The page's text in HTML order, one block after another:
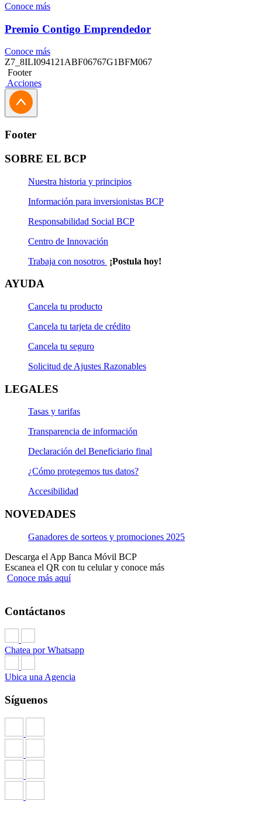
Conoce más
Premio Contigo Emprendedor
Conoce más
Z7_8ILI094121ABF06767G1BFM067
Footer
Acciones
Footer
SOBRE EL BCP
Nuestra historia y principios
Información para inversionistas BCP
Responsabilidad Social BCP
Centro de Innovación
Trabaja con nosotros ¡Postula hoy!
AYUDA
Cancela tu producto
Cancela tu tarjeta de crédito
Cancela tu seguro
Solicitud de Ajustes Razonables
LEGALES
Tasas y tarifas
Transparencia de información
Declaración del Beneficiario final
¿Cómo protegemos tus datos?
Accesibilidad
NOVEDADES
Ganadores de sorteos y promociones 2025
Descarga el App Banca Móvil BCP
Escanea el QR con tu celular y conoce más
Conoce más aquí
Contáctanos
Chatea por Whatsapp
Ubica una Agencia
Síguenos